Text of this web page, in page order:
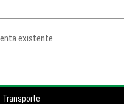
existente